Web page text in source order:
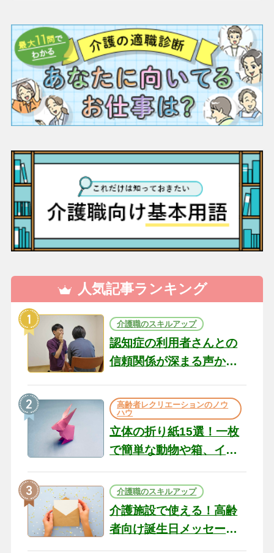
人気記事ランキング
介護職のスキルアップ
認知症の利用者さんとの
信頼関係が深まる声かけ
の現場から（22）
高齢者レクリエーションのノウ
ハウ
立体の折り紙15選！一枚
で簡単な動物や箱、イン
介護職のスキルアップ
介護施設で使える！高齢
者向け誕生日メッセージ